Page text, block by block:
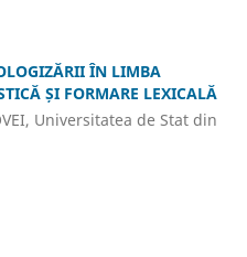
ÎN LIMBA
ȘI FORMARE LEXICALĂ
Universitatea de Stat din